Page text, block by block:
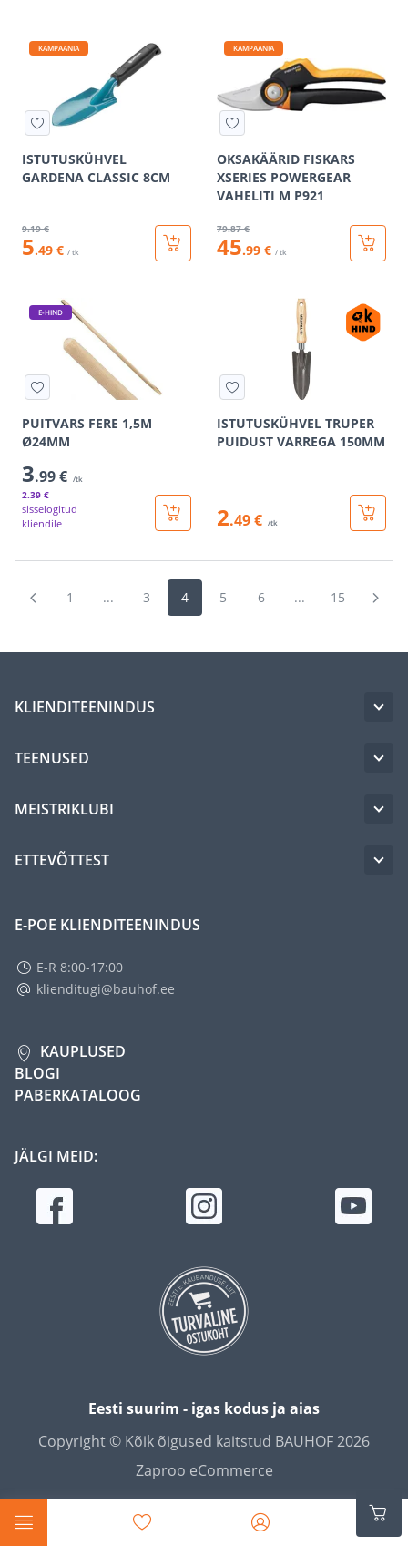
KAMPAANIA
ISTUTUSKÜHVEL
GARDENA CLASSIC 8CM
9.19 €
5.49 € / tk
KAMPAANIA
OKSAKÄÄRID FISKARS
XSERIES POWERGEAR
VAHELITI M P921
79.87 €
45.99 € / tk
E-HIND
PUITVARS FERE 1,5M
Ø24MM
3.99 € /tk
2.39 €
sisselogitud
kliendile
ISTUTUSKÜHVEL TRUPER
PUIDUST VARREGA 150MM
2.49 € /tk
1 ... 3 4 5 6 ... 15
KLIENDITEENINDUS
TEENUSED
MEISTRIKLUBI
ETTEVÕTTEST
E-POE KLIENDITEENINDUS
E-R 8:00-17:00
klienditugi@bauhof.ee
KAUPLUSED
BLOGI
PABERKATALOOG
JÄLGI MEID:
Eesti suurim - igas kodus ja aias
Copyright © Kõik õigused kaitstud BAUHOF 2026
Zaproo eCommerce